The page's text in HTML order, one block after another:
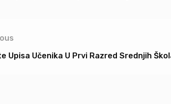
Upisa Učenika U Prvi Razred Srednjih